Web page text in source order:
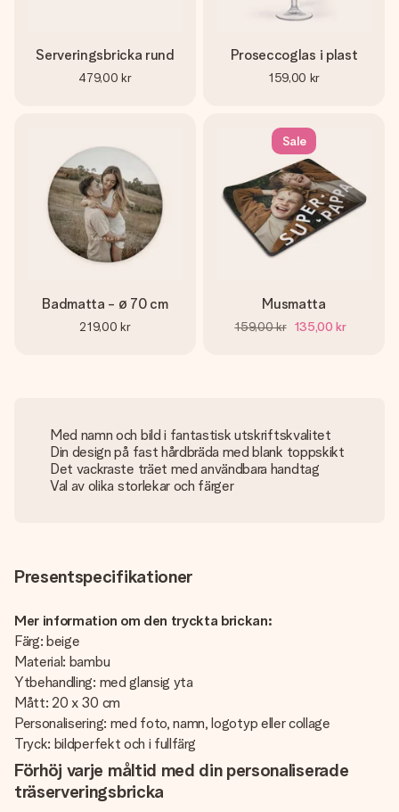
Serveringsbricka rund
479,00 kr
Proseccoglas i plast
159,00 kr
Badmatta - ø 70 cm
219,00 kr
Sale
Musmatta
159,00 kr 135,00 kr
Med namn och bild i fantastisk utskriftskvalitet
Din design på fast hårdbräda med blank toppskikt
Det vackraste träet med användbara handtag
Val av olika storlekar och färger
Presentspecifikationer
Mer information om den tryckta brickan:
Färg: beige
Material: bambu
Ytbehandling: med glansig yta
Mått: 20 x 30 cm
Personalisering: med foto, namn, logotyp eller collage
Tryck: bildperfekt och i fullfärg
Förhöj varje måltid med din personaliserade
träserveringsbricka